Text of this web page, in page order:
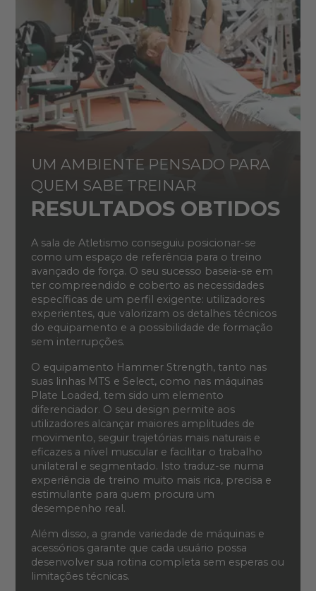
UM AMBIENTE PENSADO PARA
QUEM SABE TREINAR
RESULTADOS OBTIDOS
A sala de Atletismo conseguiu posicionar-se
como um espaço de referência para o treino
avançado de força. O seu sucesso baseia-se em
ter compreendido e coberto as necessidades
específicas de um perfil exigente: utilizadores
experientes, que valorizam os detalhes técnicos
do equipamento e a possibilidade de formação
sem interrupções.
O equipamento Hammer Strength, tanto nas
suas linhas MTS e Select, como nas máquinas
Plate Loaded, tem sido um elemento
diferenciador. O seu design permite aos
utilizadores alcançar maiores amplitudes de
movimento, seguir trajetórias mais naturais e
eficazes a nível muscular e facilitar o trabalho
unilateral e segmentado. Isto traduz-se numa
experiência de treino muito mais rica, precisa e
estimulante para quem procura um
desempenho real.
Além disso, a grande variedade de máquinas e
acessórios garante que cada usuário possa
desenvolver sua rotina completa sem esperas ou
limitações técnicas.